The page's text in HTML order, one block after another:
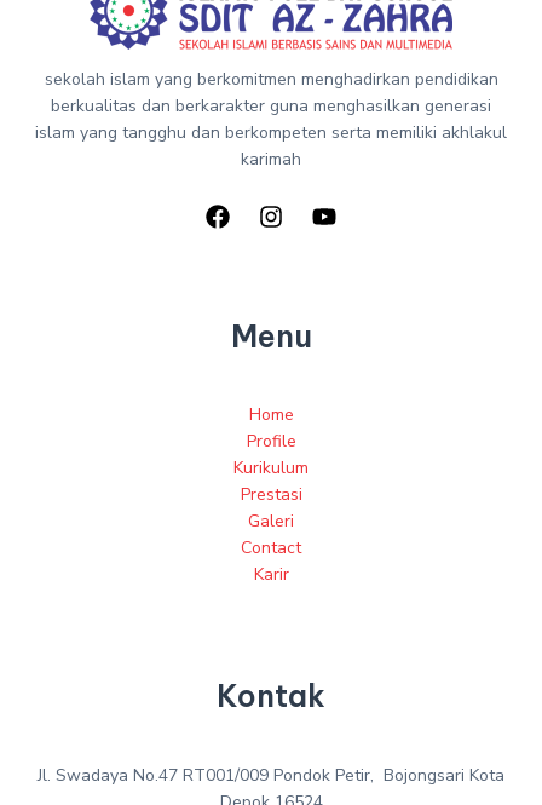
sekolah islam yang berkomitmen menghadirkan pendidikan
berkualitas dan berkarakter guna menghasilkan generasi
islam yang tangghu dan berkompeten serta memiliki akhlakul
karimah
Menu
Home
Profile
Kurikulum
Prestasi
Galeri
Contact
Karir
Kontak
Jl. Swadaya No.47 RT001/009 Pondok Petir, Bojongsari Kota